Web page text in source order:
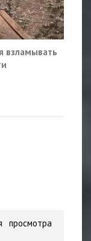
взламывать